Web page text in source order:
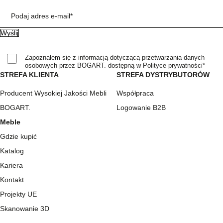
STREFA KLIENTA
Producent Wysokiej Jakości Mebli
BOGART.
Meble
Gdzie kupić
Katalog
Kariera
Kontakt
Projekty UE
Skanowanie 3D
STREFA DYSTRYBUTORÓW
Współpraca
Logowanie B2B
Podaj adres e-mail*
Zapoznałem się z informacją dotyczącą przetwarzania danych
osobowych przez BOGART. dostępną w Polityce prywatności*